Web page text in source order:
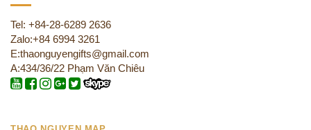
Tel: +84-28-6289 2636
Zalo:+84 6994 3261
E:thaonguyengifts@gmail.com
A:434/36/22 Phạm Văn Chiêu